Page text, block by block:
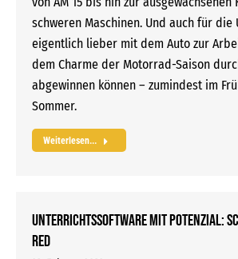
schweren Maschinen. Und auch für die
eigentlich lieber mit dem Auto zur
dem Charme der Motorrad-Saison
abgewinnen können – zumindest im
Sommer.
Weiterlesen...
Unterrichtssoftware mit Potenzial:
RED